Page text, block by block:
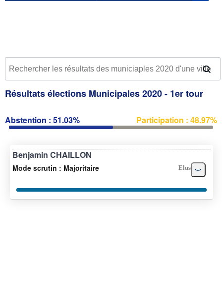
Conliège :| 1ère circonscription
Résultats élections Municipales 2020 - 1er tour
Abstention : 51.03% Participation : 48.97%
Benjamin CHAILLON
Mode scrutin : Majoritaire Elus